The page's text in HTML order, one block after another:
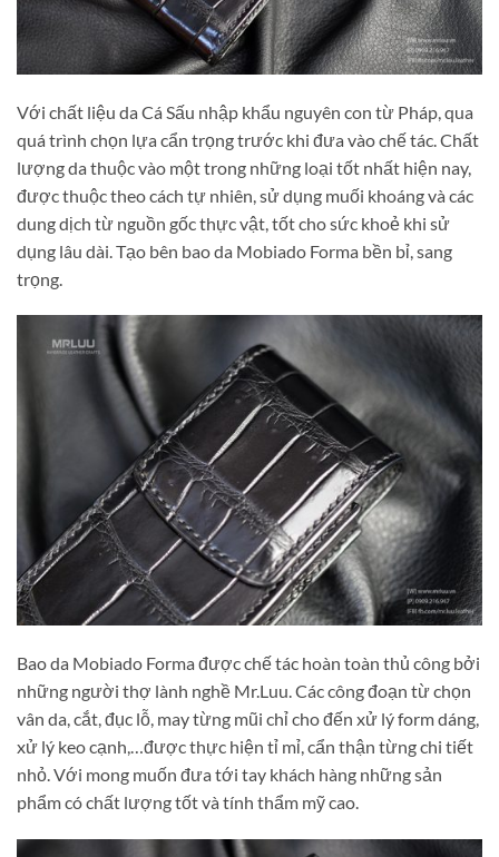
Với chất liệu da Cá Sấu nhập khẩu nguyên con từ Pháp, qua
quá trình chọn lựa cẩn trọng trước khi đưa vào chế tác. Chất
lượng da thuộc vào một trong những loại tốt nhất hiện nay,
được thuộc theo cách tự nhiên, sử dụng muối khoáng và các
dung dịch từ nguồn gốc thực vật, tốt cho sức khoẻ khi sử
dụng lâu dài. Tạo bên bao da Mobiado Forma bền bỉ, sang
trọng.
Bao da Mobiado Forma được chế tác hoàn toàn thủ công bởi
những người thợ lành nghề Mr.Luu. Các công đoạn từ chọn
vân da, cắt, đục lỗ, may từng mũi chỉ cho đến xử lý form dáng,
xử lý keo cạnh,…được thực hiện tỉ mỉ, cẩn thận từng chi tiết
nhỏ. Với mong muốn đưa tới tay khách hàng những sản
phẩm có chất lượng tốt và tính thẩm mỹ cao.